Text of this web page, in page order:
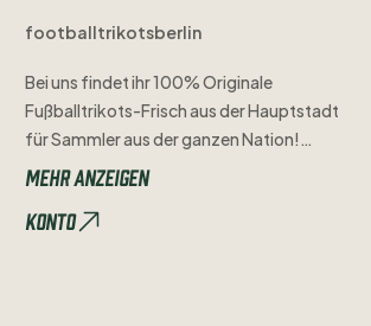
footballtrikotsberlin
Beiuns findetihr100%Originale
Fußballtrikots-FrischausderHauptstadt
fürSammlerausderganzenNation!
fotografiert
Mehr anzeigen
Konto